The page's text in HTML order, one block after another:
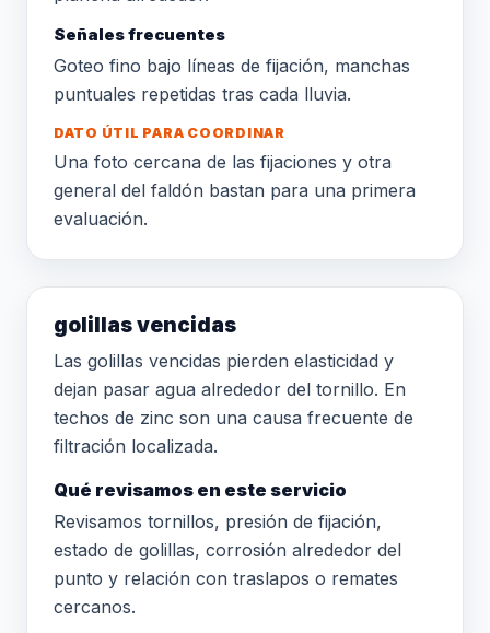
Señales frecuentes
Goteo fino bajo líneas de fijación, manchas
puntuales repetidas tras cada lluvia.
DATO ÚTIL PARA COORDINAR
Una foto cercana de las fijaciones y otra
general del faldón bastan para una primera
evaluación.
golillas vencidas
Las golillas vencidas pierden elasticidad y
dejan pasar agua alrededor del tornillo. En
techos de zinc son una causa frecuente de
filtración localizada.
Qué revisamos en este servicio
Revisamos tornillos, presión de fijación,
estado de golillas, corrosión alrededor del
punto y relación con traslapos o remates
cercanos.